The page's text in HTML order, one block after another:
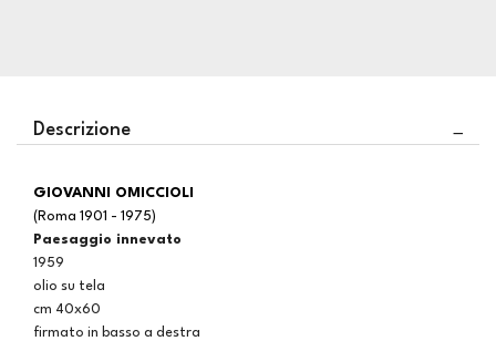
Descrizione
GIOVANNI OMICCIOLI
(Roma 1901 - 1975)
Paesaggio innevato
1959
olio su tela
cm 40x60
firmato in basso a destra